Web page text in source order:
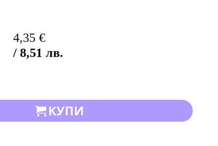
4,35 €
/ 8,51 лв.
КУПИ